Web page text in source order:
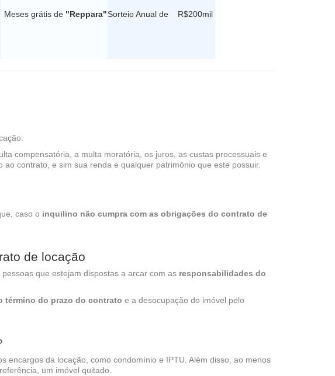
Meses grátis de "Reppara"Sorteio Anual de R$200mil
compensatória, a multa moratória, os juros, as custas processuais e
contrato, e sim sua renda e qualquer patrimônio que este possuir.
caso o inquilino não cumpra com as obrigações do contrato de
de locação
que estejam dispostas a arcar com as responsabilidades do
término do prazo do contrato e a desocupação do imóvel pelo
encargos da locação, como condomínio e IPTU. Além disso, ao menos
um imóvel quitado.